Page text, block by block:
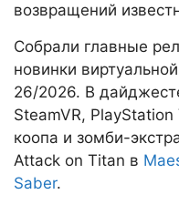
возвращений
Собрали главные
новинки
26/2026. В
SteamVR, PlayStation
коопа и зомби-
Attack on Titan в
Saber.